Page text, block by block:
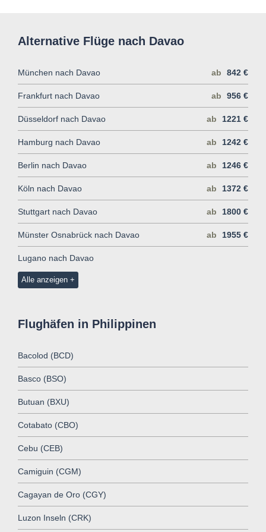
Alternative Flüge nach Davao
München nach Davao ab 842 €
Frankfurt nach Davao ab 956 €
Düsseldorf nach Davao ab 1221 €
Hamburg nach Davao ab 1242 €
Berlin nach Davao ab 1246 €
Köln nach Davao ab 1372 €
Stuttgart nach Davao ab 1800 €
Münster Osnabrück nach Davao ab 1955 €
Lugano nach Davao
Alle anzeigen
Flughäfen in Philippinen
Bacolod (BCD)
Basco (BSO)
Butuan (BXU)
Cotabato (CBO)
Cebu (CEB)
Camiguin (CGM)
Cagayan de Oro (CGY)
Luzon Inseln (CRK)